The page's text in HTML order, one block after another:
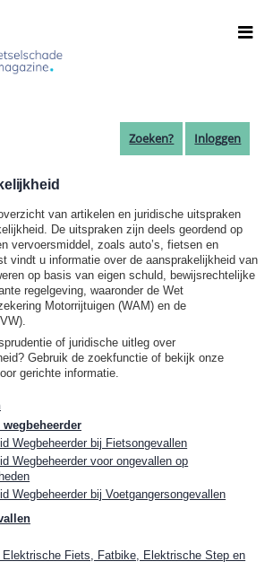
Zoeken? Inloggen
van artikelen en juridische uitspraken
De uitspraken zijn deels geordend op
vervoersmiddel, zoals auto’s, fietsen en
vindt u informatie over de aansprakelijkheid van
op basis van eigen schuld, bewijsrechtelijke
regelgeving, waaronder de Wet
Motorrijtuigen (WAM) en de
of juridische uitleg over
Gebruik de zoekfunctie of bekijk onze
gerichte informatie.
Wegbeheerder bij Fietsongevallen
Wegbeheerder voor ongevallen op
Wegbeheerder bij Voetgangersongevallen
Elektrische Fiets, Fatbike, Elektrische Step en